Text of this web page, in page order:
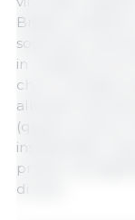
Brasile
sopra dei costi
in media di circa
che in Canada,
allevatori
(quasi un anno).
insostenibile,
presto una
di suini.